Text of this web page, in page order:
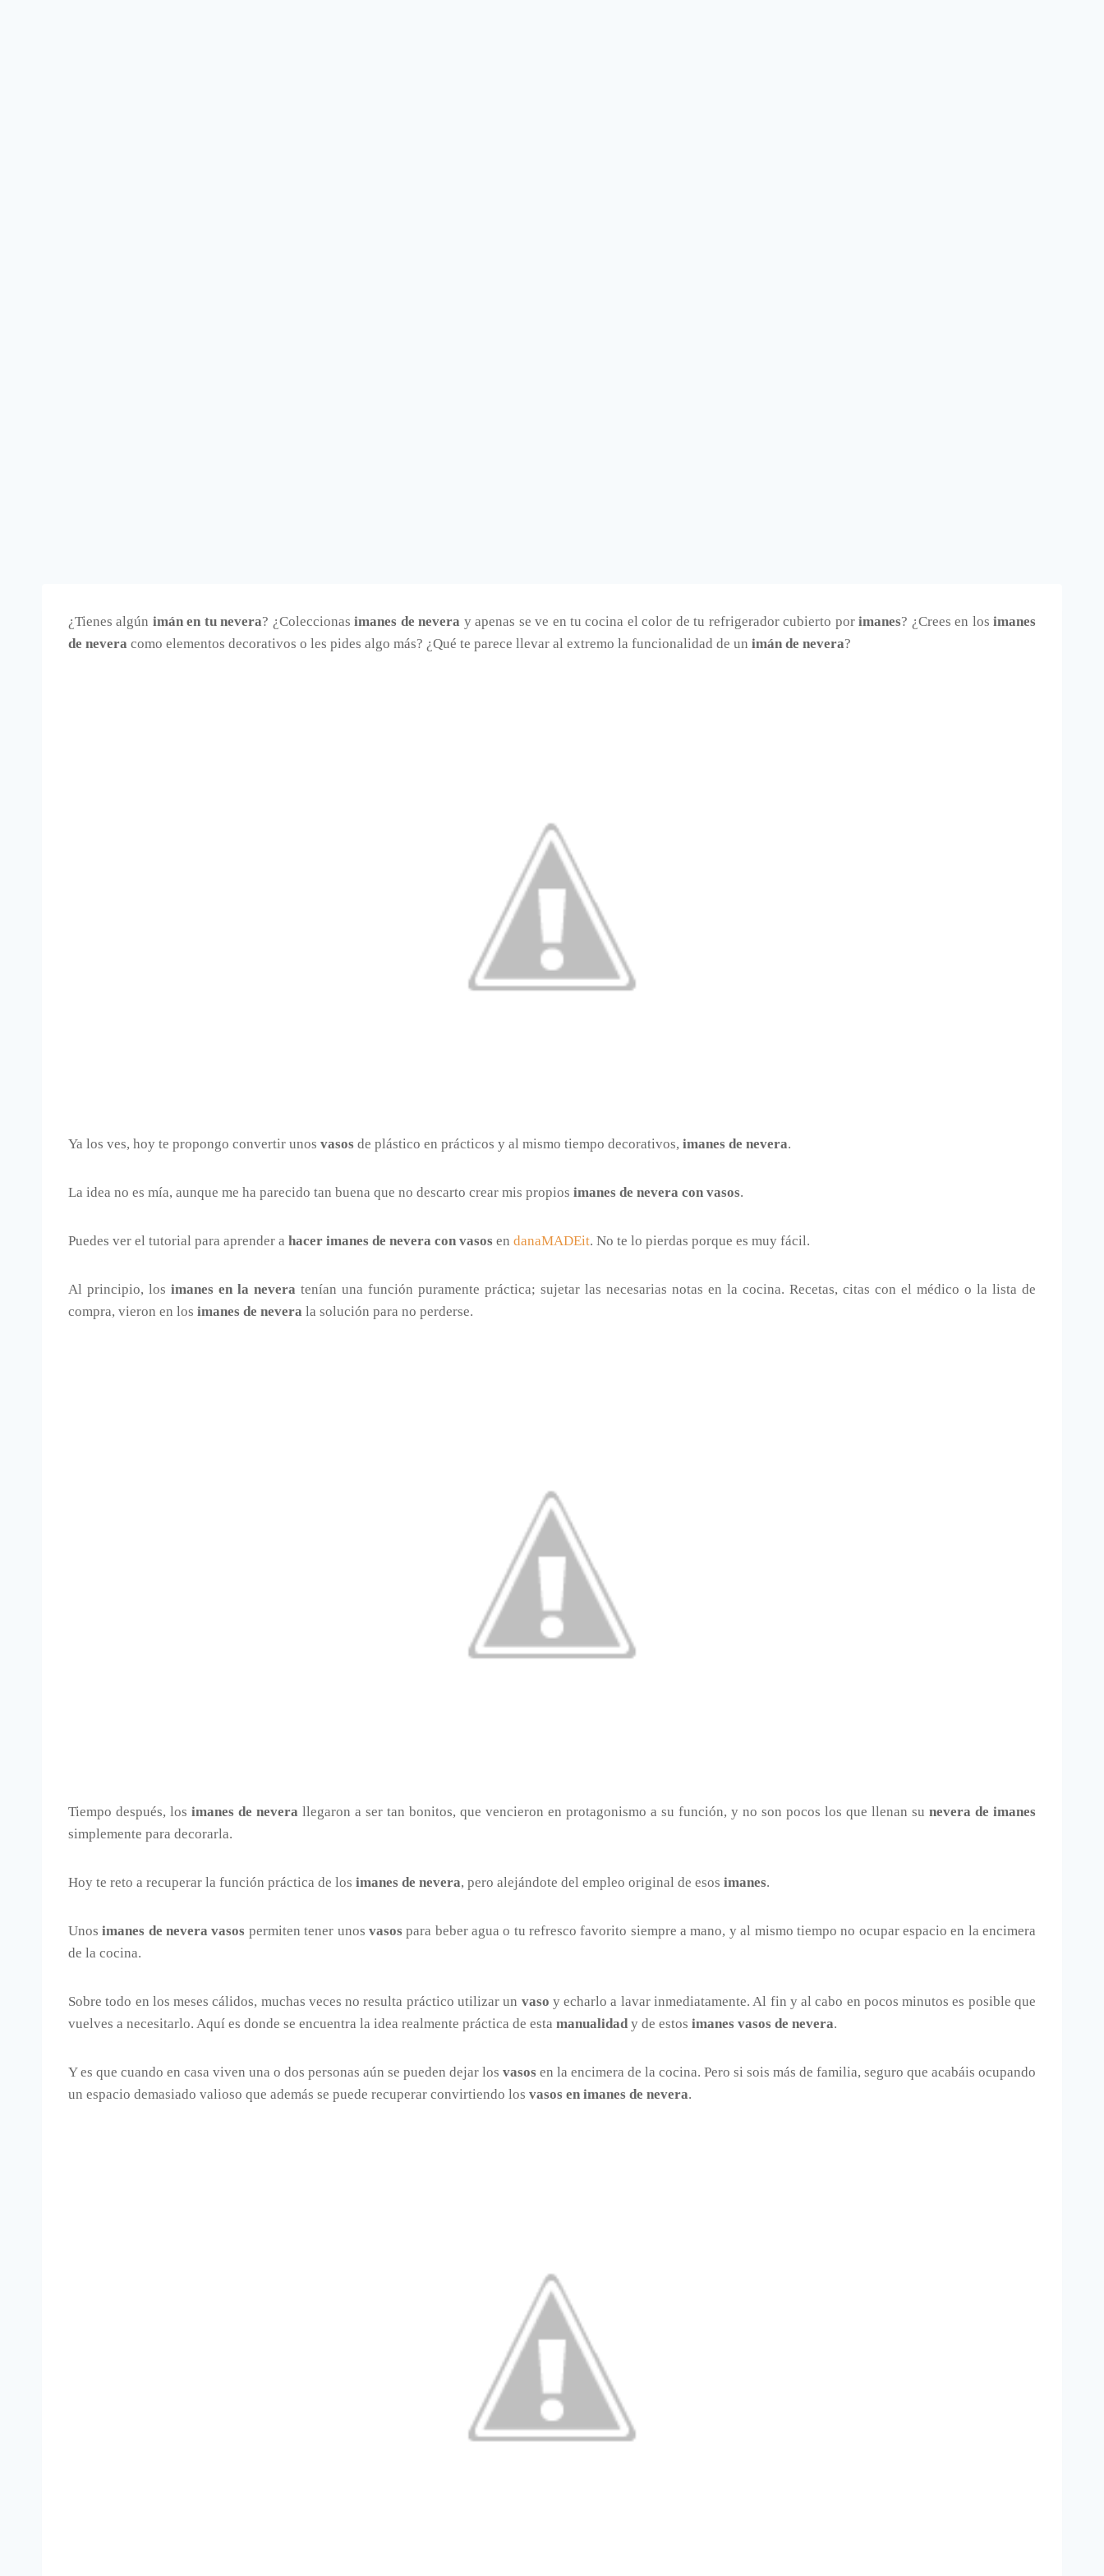
¿Tienes algún imán en tu nevera? ¿Coleccionasimanes de nevera y apenas se ve en tu cocina el color de tu refrigerador cubierto porimanes? ¿Crees en losimanes
de nevera como elementos decorativos o les pides algo más? ¿Qué te parece llevar al extremo la funcionalidad de un imán de nevera?
Ya los ves, hoy te propongo convertir unos vasos de plástico en prácticos y al mismo tiempo decorativos, imanes de nevera.
La idea no es mía, aunque me ha parecido tan buena que no descarto crear mis propios imanes de nevera con vasos.
Puedes ver el tutorial para aprender a hacer imanes de nevera con vasos en danaMADEit. No te lo pierdas porque es muy fácil.
Al principio, los imanes en la nevera tenían una función puramente práctica; sujetar las necesarias notas en la cocina. Recetas, citas con el médico o la lista de
compra, vieron en los imanes de nevera la solución para no perderse.
Tiempo después, los imanes de nevera llegaron a ser tan bonitos, que vencieron en protagonismo a su función, y no son pocos los que llenan su nevera de imanes
simplemente para decorarla.
Hoy te reto a recuperar la función práctica de los imanes de nevera, pero alejándote del empleo original de esos imanes.
Unosimanes de nevera vasos permiten tener unos vasospara beber agua o tu refresco favorito siempre a mano, y al mismo tiempo no ocupar espacio en la encimera
de la cocina.
Sobre todo en los meses cálidos, muchas veces no resulta práctico utilizar un vaso y echarlo a lavar inmediatamente. Al fin y al cabo en pocos minutos es posible que
vuelves a necesitarlo. Aquí es donde se encuentra la idea realmente práctica de esta manualidady de estos imanes vasos de nevera.
Y es que cuando en casa viven una o dos personas aún se pueden dejar los vasos en la encimera de la cocina. Pero si sois más de familia, seguro que acabáis ocupando
un espacio demasiado valioso que además se puede recuperar convirtiendo los vasos en imanes de nevera.